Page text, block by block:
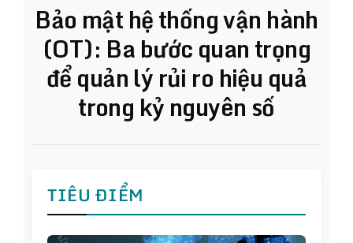
Bảo mật hệ thống vận hành
(OT): Ba bước quan trọng
để quản lý rủi ro hiệu quả
trong kỷ nguyên số
TIÊU ĐIỂM